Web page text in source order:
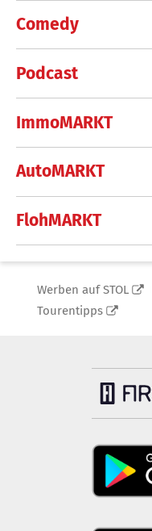
Comedy
Podcast
ImmoMARKT
AutoMARKT
FlohMARKT
Werben auf STOL
Tourentipps